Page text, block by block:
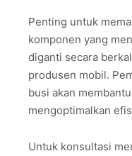
Penting untuk
komponen yang
diganti secara
produsen mobil.
busi akan
mengoptimalkan
Untuk konsultasi